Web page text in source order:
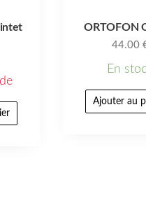
ORTOFON
44.00
En
Ajouter au